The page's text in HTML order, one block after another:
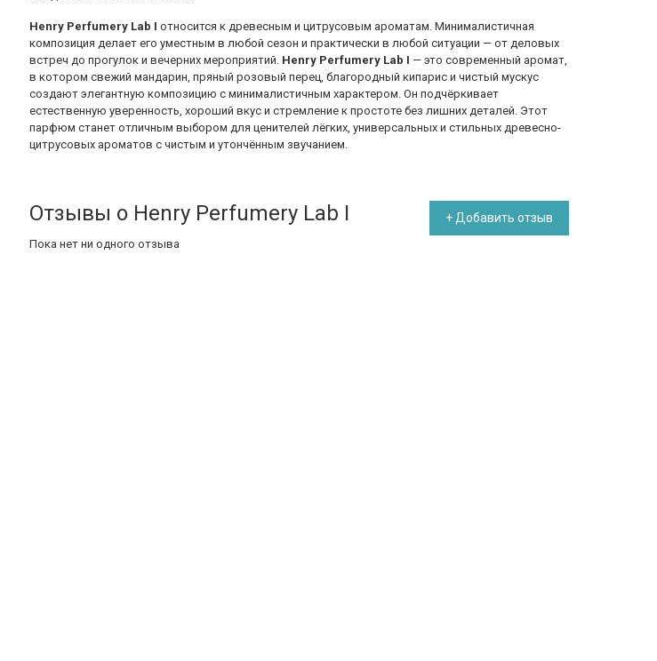
Henry Perfumery Lab I относится к древесным и цитрусовым ароматам. Минималистичная
композиция делает его уместным в любой сезон и практически в любой ситуации — от деловых
встреч до прогулок и вечерних мероприятий. Henry Perfumery Lab I — это современный аромат,
в котором свежий мандарин, пряный розовый перец, благородный кипарис и чистый мускус
создают элегантную композицию с минималистичным характером. Он подчёркивает
естественную уверенность, хороший вкус и стремление к простоте без лишних деталей. Этот
парфюм станет отличным выбором для ценителей лёгких, универсальных и стильных древесно-
цитрусовых ароматов с чистым и утончённым звучанием.
Отзывы о Henry Perfumery Lab I + Добавить отзыв
Пока нет ни одного отзыва